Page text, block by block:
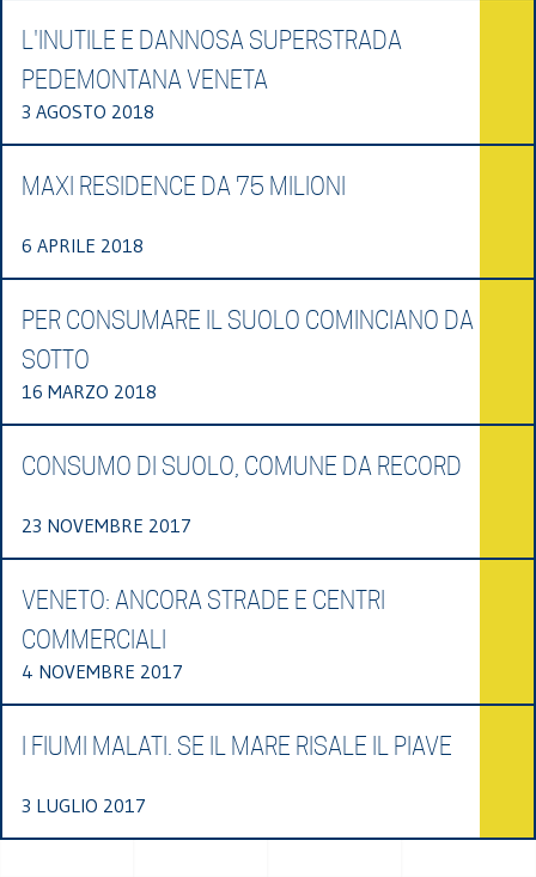
L'INUTILE E DANNOSA SUPERSTRADA
PEDEMONTANA VENETA
3 AGOSTO 2018
MAXI RESIDENCE DA 75 MILIONI
6 APRILE 2018
PER CONSUMARE IL SUOLO COMINCIANO DA
SOTTO
16 MARZO 2018
CONSUMO DI SUOLO, COMUNE DA RECORD
23 NOVEMBRE 2017
VENETO: ANCORA STRADE E CENTRI
COMMERCIALI
4 NOVEMBRE 2017
I FIUMI MALATI. SE IL MARE RISALE IL PIAVE
3 LUGLIO 2017